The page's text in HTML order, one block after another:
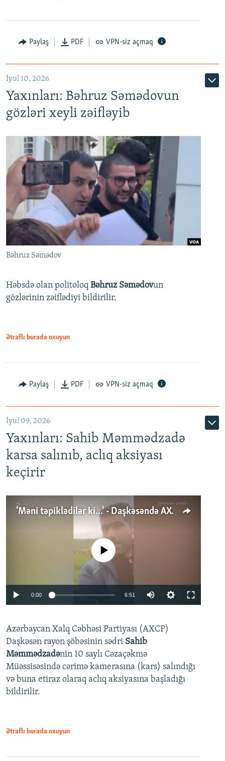
Paylaş PDF VPN-siz açmaq
İyul 10, 2026
Yaxınları: Bəhruz Səmədovun
gözləri xeyli zəifləyib
Bəhruz Səmədov
Həbsdə olan politoloq Bəhruz Səmədovun
gözlərinin zəiflədiyi bildirilir.
Ətraflı burada oxuyun
Paylaş PDF VPN-siz açmaq
İyul 09, 2026
Yaxınları: Sahib Məmmədzadə
karsa salınıb, aclıq aksiyası
keçirir
'Məni təpiklədilər ki...' - Daşkəsəndə AXCP fəalının yaxınları onun həbsinə etiraz edirlər
Auto 240p 360p
720p 1080p
No media source currently available
0:00 6:51
360p
720p
1080p
Azərbaycan Xalq Cəbhəsi Partiyası (AXCP)
Daşkəsən rayon şöbəsinin sədri Sahib
Məmmədzadənin 10 saylı Cəzaçəkmə
Müəssisəsində cərimə kamerasına (kars) salındığı
və buna etiraz olaraq aclıq aksiyasına başladığı
bildirilir.
Ətraflı burada oxuyun